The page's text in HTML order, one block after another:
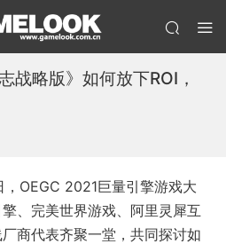
战略版》如何放下ROI，
OEGC 2021巨量引擎游戏大
、完美世界游戏、阿里灵犀互
商代表齐聚一堂，共同探讨如